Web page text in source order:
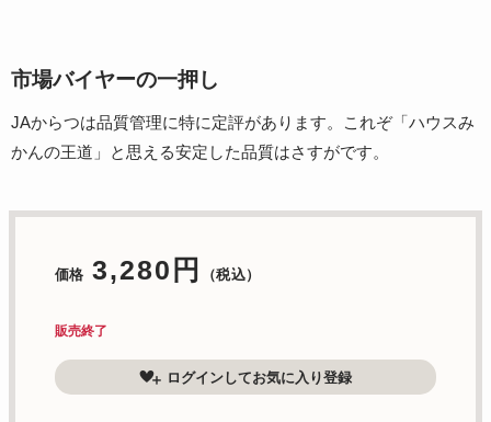
市場バイヤーの一押し
JAからつは品質管理に特に定評があります。これぞ「ハウスみ
かんの王道」と思える安定した品質はさすがです。
価格 3,280円 （税込）
販売終了
ログインしてお気に入り登録